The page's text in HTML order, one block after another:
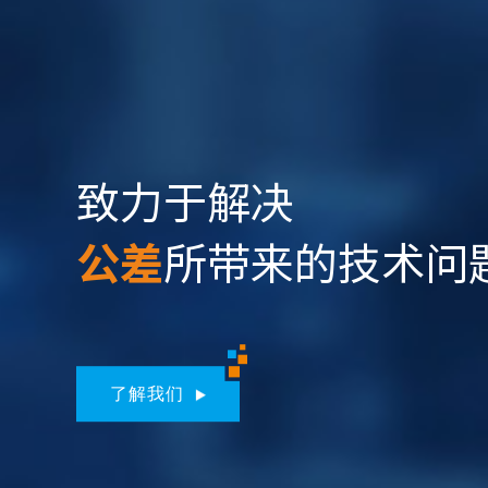
致力于解决
公差所带来的技术问
了解我们